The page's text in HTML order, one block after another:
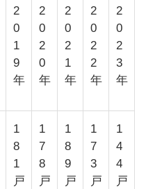
2
0
1
9
年
2
0
2
0
年
2
0
2
1
年
2
0
2
2
年
2
0
2
3
年
1
8
1
戸
1
7
8
戸
1
8
9
戸
1
7
3
戸
1
4
4
戸